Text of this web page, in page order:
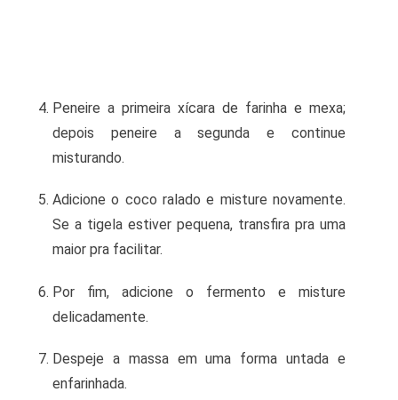
Peneire a primeira xícara de farinha e mexa;
depois peneire a segunda e continue
misturando.
Adicione o coco ralado e misture novamente.
Se a tigela estiver pequena, transfira pra uma
maior pra facilitar.
Por fim, adicione o fermento e misture
delicadamente.
Despeje a massa em uma forma untada e
enfarinhada.